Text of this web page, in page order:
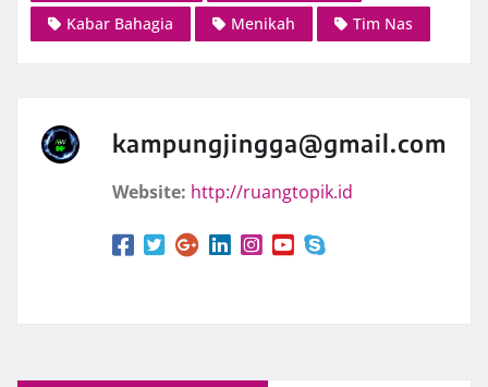
Kabar Bahagia
Menikah Tim Nas
kampungjingga@gmail.com
Website: http://ruangtopik.id